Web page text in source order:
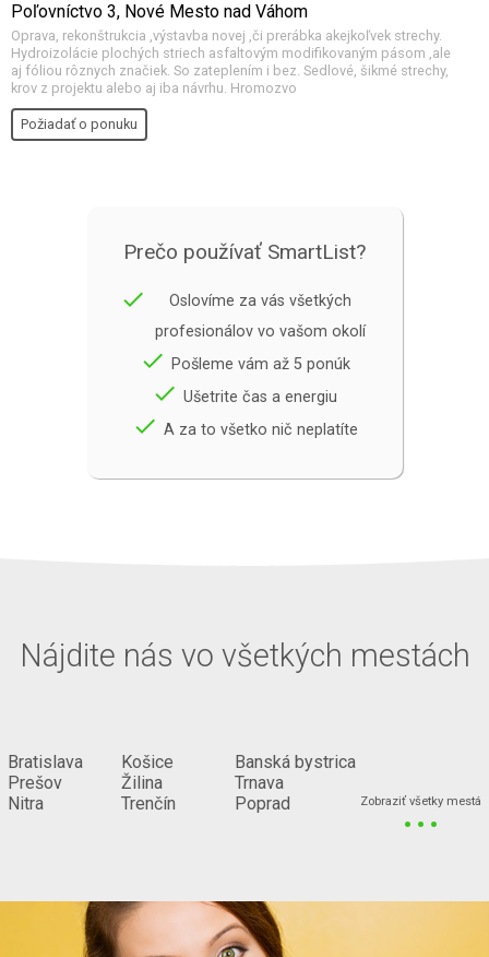
Poľovníctvo 3, Nové Mesto nad Váhom
Oprava, rekonštrukcia ,výstavba novej ,či prerábka akejkoľvek strechy.
Hydroizolácie plochých striech asfaltovým modifikovaným pásom ,ale
aj fóliou rôznych značiek. So zateplením i bez. Sedlové, šikmé strechy,
krov z projektu alebo aj iba návrhu. Hromozvo
Požiadať o ponuku
Prečo používať SmartList?
done
Oslovíme za vás všetkých
profesionálov vo vašom okolí
done Pošleme vám až 5 ponúk
done Ušetrite čas a energiu
done A za to všetko nič neplatíte
Nájdite nás vo všetkých mestách
Bratislava
Prešov
Nitra
Košice
Žilina
Trenčín
Banská bystrica
Trnava
Poprad
Zobraziť všetky mestá
...